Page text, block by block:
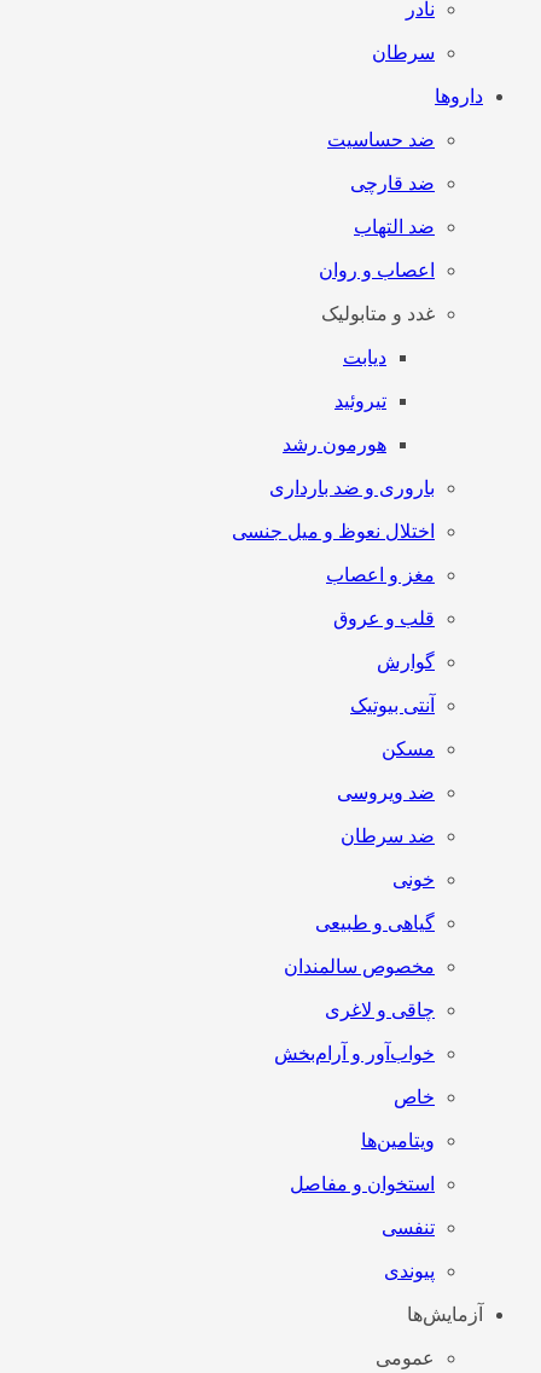
نادر
سرطان
داروها
ضد حساسیت
ضد قارچی
ضد التهاب
اعصاب و روان
غدد و متابولیک
دیابت
تیروئید
هورمون رشد
باروری و ضد بارداری
اختلال نعوظ و میل جنسی
مغز و اعصاب
قلب و عروق
گوارش
آنتی‌ بیوتیک
مسکن
ضد ویروسی
ضد سرطان
خونی
گیاهی و طبیعی
مخصوص سالمندان
چاقی و لاغری
خواب‌آور و آرام‌بخش
خاص
ویتامین‌ها
استخوان و مفاصل
تنفسی
پیوندی
آزمایش‌ها
عمومی